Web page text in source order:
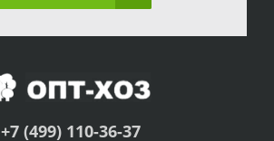
+7 (499) 110-36-37